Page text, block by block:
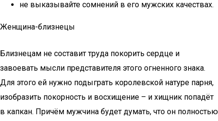
не выказывайте сомнений в его мужских качествах.
Женщина-близнецы
Близнецам не составит труда покорить сердце и
завоевать мысли представителя этого огненного знака.
Для этого ей нужно подыграть королевской натуре парня,
изобразить покорность и восхищение – и хищник попадёт
в капкан. Причём мужчина будет думать, что он полностью